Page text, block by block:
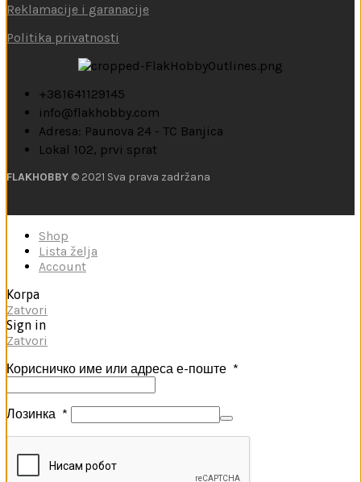
Reklamacije i garanacije
Politika privatnosti
+381641129145
info@flakhobby.com
Adresa: Paunova 24 - TC Banjica
Lokal 102, prvi sprat
FLAKHOBBY © 2021 Sva prava zadržana
Shop
Lista želja
Account
Korpa
Zatvori
Sign in
Zatvori
Корисничко име или адреса е-поште *
Лозинка *